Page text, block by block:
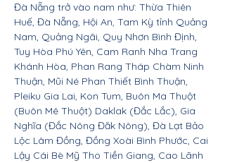
Đà Nẵng trở vào nam như: Thừa Thiên
Huế, Đà Nẵng, Hội An, Tam Kỳ tỉnh Quảng
Nam, Quảng Ngãi, Quy Nhơn Bình Định,
Tuy Hòa Phú Yên, Cam Ranh Nha Trang
Khánh Hòa, Phan Rang Tháp Chàm Ninh
Thuận, Mũi Né Phan Thiết Bình Thuận,
Pleiku Gia Lai, Kon Tum, Buôn Ma Thuột
(Buôn Mê Thuột) Daklak (Đắc Lắc), Gia
Nghĩa (Đắc Nông Đăk Nông), Đà Lạt Bảo
Lộc Lâm Đồng, Đồng Xoài Bình Phước, Cai
Lậy Cái Bè Mỹ Tho Tiền Giang, Cao Lãnh